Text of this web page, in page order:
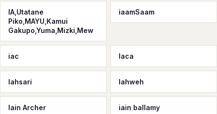
IA,Utatane
Piko,MAYU,Kamui
Gakupo,Yuma,Mizki,Mew
iaamSaam
iac Iaca
Iahsari Iahweh
Iain Archer iain ballamy